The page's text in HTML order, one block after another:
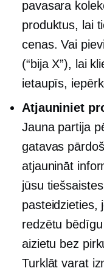
pavasara
produktus, lai
cenas. Vai
(“bija X”), lai
ietaupīs,
Atjauniniet
Jauna partija
gatavas
atjaunināt
jūsu
pasteidzieties,
redzētu
aizietu bez
Turklāt varat